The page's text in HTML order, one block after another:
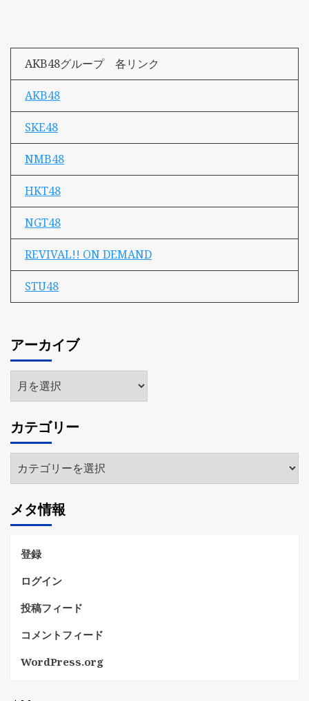
AKB48グループ 各リンク
AKB48
SKE48
NMB48
HKT48
NGT48
REVIVAL!! ON DEMAND
STU48
アーカイブ
ア
ー
イ
ブ
カテゴリー
テ
リ
ー
メタ情報
登録
ログイン
投稿フィード
コメントフィード
WordPress.org